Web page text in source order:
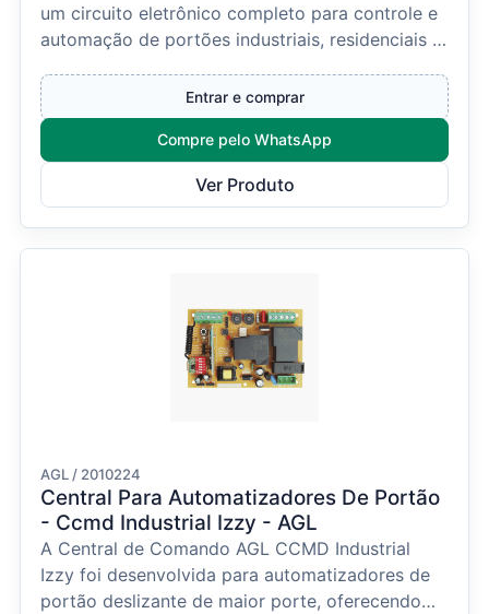
um circuito eletrônico completo para controle e
automação de portões industriais, residenciais e
Entrar e comprar
Compre pelo WhatsApp
Ver Produto
AGL / 2010224
Central Para Automatizadores De Portão
- Ccmd Industrial Izzy - AGL
A Central de Comando AGL CCMD Industrial
Izzy foi desenvolvida para automatizadores de
portão deslizante de maior porte, oferecendo